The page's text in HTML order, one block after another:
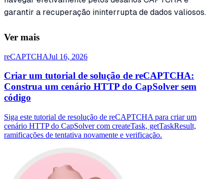
garantir a recuperação ininterrupta de dados valiosos.
Ver mais
reCAPTCHAJul 16, 2026
Criar um tutorial de solução de reCAPTCHA:
Construa um cenário HTTP do CapSolver sem
código
Siga este tutorial de resolução de reCAPTCHA para criar um
cenário HTTP do CapSolver com createTask, getTaskResult,
ramificações de tentativa novamente e verificação.